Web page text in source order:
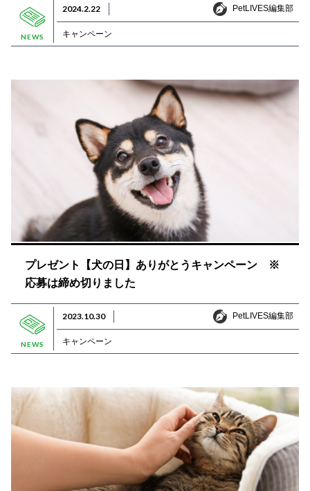
NEWS
2024.2.22 PetLIVES編集部
PetLIVES編集部
キャンペーン
プレゼント【犬の日】ありがとうキャンペーン ※
応募は締め切りました
NEWS
2023.10.30 PetLIVES編集部
PetLIVES編集部
キャンペーン